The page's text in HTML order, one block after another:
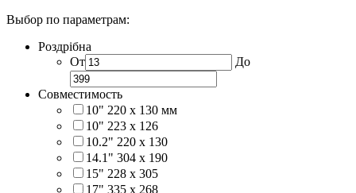
Выбор по параметрам:
Роздрібна
От
До
Совместимость
10" 220 x 130 мм
10" 223 x 126
10.2" 220 x 130
14.1" 304 х 190
15" 228 x 305
17" 335 х 268